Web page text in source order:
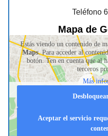
Teléfono
Mapa de
Estás viendo un contenido de
Maps. Para acceder al
botón. Ten en cuenta que al
terceros
Más
Aceptar el servicio